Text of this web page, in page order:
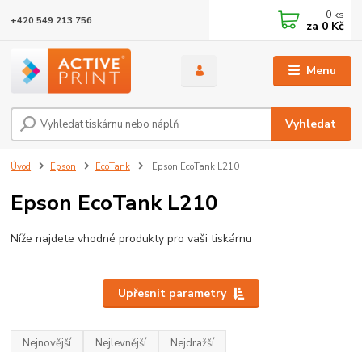
Menu
Vyhledat
+420 549 213 756 0 ks
za 0 Kč
Úvod Epson EcoTank Epson EcoTank L210
Epson EcoTank L210
Níže najdete vhodné produkty pro vaši tiskárnu
Upřesnit parametry
Nejnovější Nejlevnější Nejdražší